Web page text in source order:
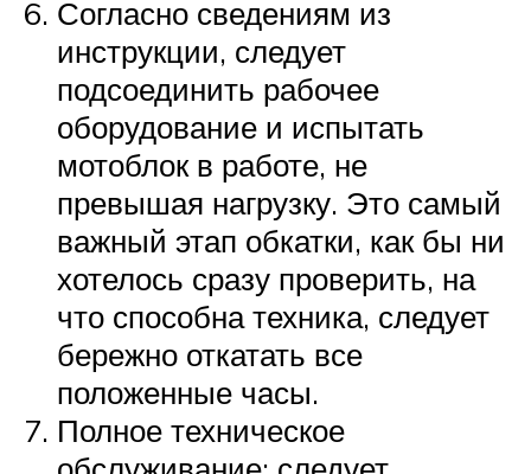
Согласно сведениям из
инструкции, следует
подсоединить рабочее
оборудование и испытать
мотоблок в работе, не
превышая нагрузку. Это самый
важный этап обкатки, как бы ни
хотелось сразу проверить, на
что способна техника, следует
бережно откатать все
положенные часы.
Полное техническое